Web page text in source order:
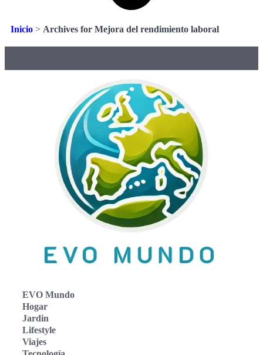
Inicio > Archives for Mejora del rendimiento laboral
EVO Mundo
Hogar
Jardin
Lifestyle
Viajes